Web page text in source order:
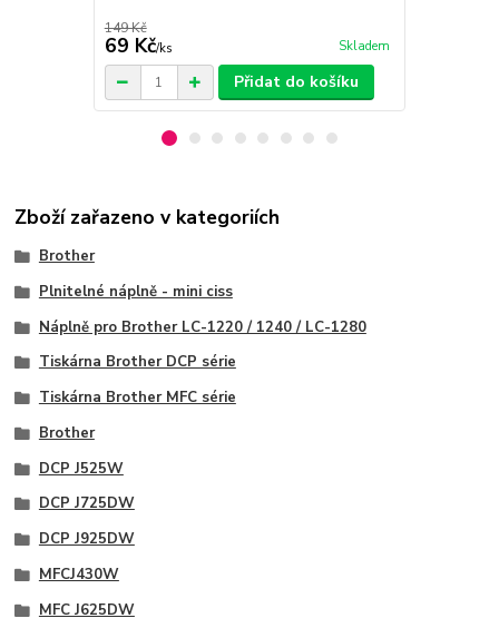
149 Kč
69 Kč/ks Skladem
Přidat do košíku
Zboží zařazeno v kategoriích
Brother
Plnitelné náplně - mini ciss
Náplně pro Brother LC-1220 / 1240 / LC-1280
Tiskárna Brother DCP série
Tiskárna Brother MFC série
Brother
DCP J525W
DCP J725DW
DCP J925DW
MFCJ430W
MFC J625DW